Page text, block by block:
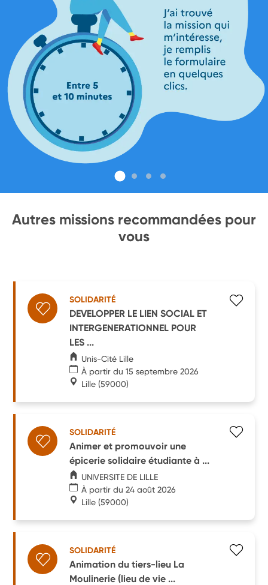
Autres missions recommandées pour
vous
SOLIDARITÉ
DEVELOPPER LE LIEN SOCIAL ET
INTERGENERATIONNEL POUR
LES ...
Unis-Cité Lille
À partir du 15 septembre 2026
Lille (59000)
SOLIDARITÉ
Animer et promouvoir une
épicerie solidaire étudiante à ...
UNIVERSITE DE LILLE
À partir du 24 août 2026
Lille (59000)
SOLIDARITÉ
Animation du tiers-lieu La
Moulinerie (lieu de vie ...